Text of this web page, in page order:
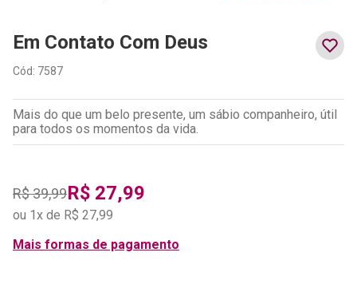
Em Contato Com Deus
Cód: 7587
Mais do que um belo presente, um sábio companheiro, útil
para todos os momentos da vida.
R$39,99R$ 27,99
ou 1 x de R$ 27,99
Mais formas de pagamento